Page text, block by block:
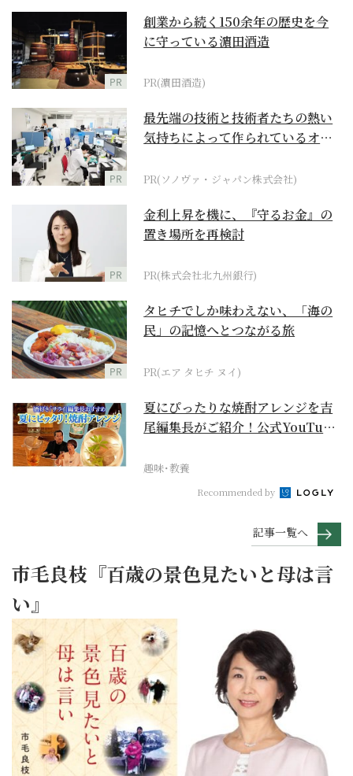
PR
創業から続く150余年の歴史を今
に守っている濵田酒造
PR(濵田酒造)
PR
最先端の技術と技術者たちの熱い
気持ちによって作られているオー
PR(ソノヴァ・ジャパン株式会社)
PR
金利上昇を機に、『守るお金』の
置き場所を再検討
PR(株式会社北九州銀行)
PR
タヒチでしか味わえない、「海の
民」の記憶へとつながる旅
PR(エア タヒチ ヌイ)
夏にぴったりな焼酎アレンジを吉
尾編集長がご紹介！公式YouTube
趣味･教養
Recommended by
記事一覧へ
市毛良枝『百歳の景色見たいと母は言
い』